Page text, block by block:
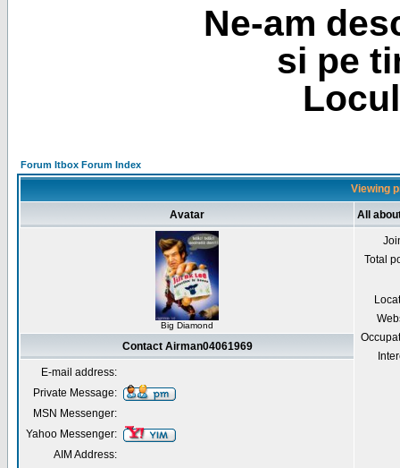
Ne-am
si pe
Forum Itbox Forum Index
Viewing
Avatar All
Big Diamond
Total
Contact Airman04061969
E-mail address:
Private Message:
MSN Messenger:
Yahoo Messenger:
AIM Address: